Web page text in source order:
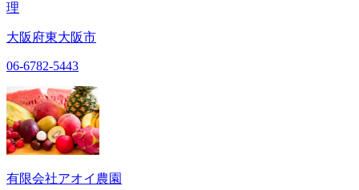
理
大阪府東大阪市
06-6782-5443
有限会社アオイ農園